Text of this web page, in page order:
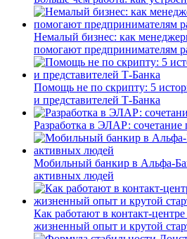
Немалый бизнес: как
помогают предпринимателям
Помощь не по скрипту: 5
и представителей Т-Банка
Разработка в ЭЛАР: сочетание
Мобильный банкир в Альфа-
активных людей
Как работают в контакт-
жизненный опыт и крутой